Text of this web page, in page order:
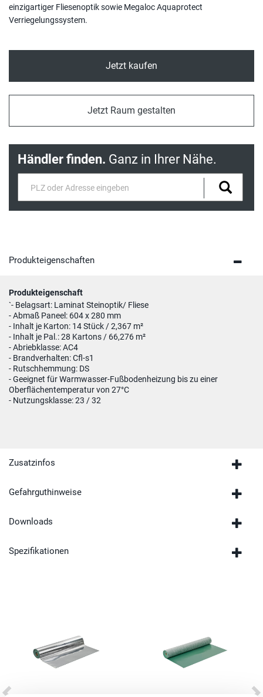
einzigartiger Fliesenoptik sowie Megaloc Aquaprotect
Verriegelungssystem.
Jetzt kaufen
Jetzt Raum gestalten
Händler finden. Ganz in Ihrer Nähe.
Produkteigenschaften
Produkteigenschaft
`- Belagsart: Laminat Steinoptik/ Fliese
- Abmaß Paneel: 604 x 280 mm
- Inhalt je Karton: 14 Stück / 2,367 m²
- Inhalt je Pal.: 28 Kartons / 66,276 m²
- Abriebklasse: AC4
- Brandverhalten: Cfl-s1
- Rutschhemmung: DS
- Geeignet für Warmwasser-Fußbodenheizung bis zu einer
Oberflächentemperatur von 27°C
- Nutzungsklasse: 23 / 32
Zusatzinfos
Gefahrguthinweise
Downloads
Spezifikationen